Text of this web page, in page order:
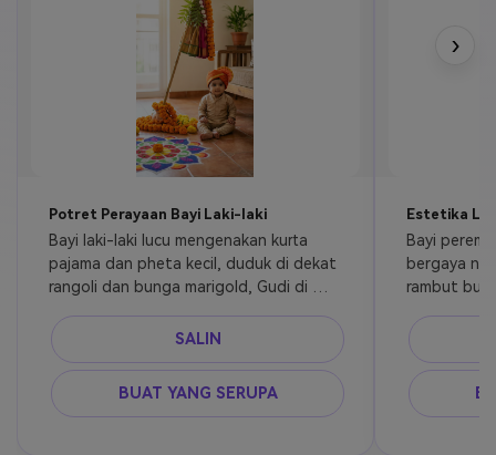
Potret Perayaan Bayi Laki-laki
Bayi laki-laki lucu mengenakan kurta
pajama dan pheta kecil, duduk di dekat
rangoli dan bunga marigold, Gudi di
SALIN
BUAT YANG SERUPA
Estetika
Bayi
bergaya
rambut
›